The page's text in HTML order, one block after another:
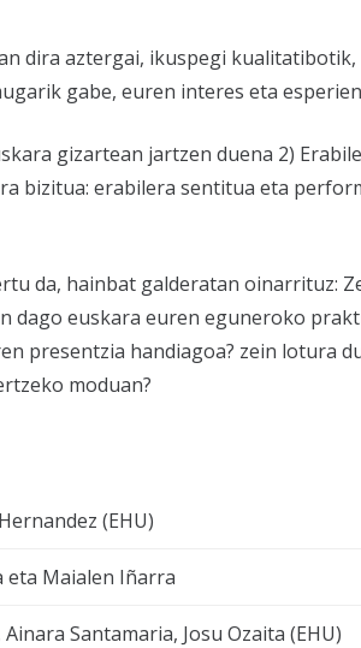
dira aztergai, ikuspegi
gabe, euren interes eta
gizartean jartzen duena 2)
bizitua: erabilera sentitua eta
da, hainbat galderatan oinarrituz:
euskara euren eguneroko
presentzia handiagoa? zein lotura
moduan?
(EHU)
eta Maialen Iñarra
Santamaria, Josu Ozaita (EHU)